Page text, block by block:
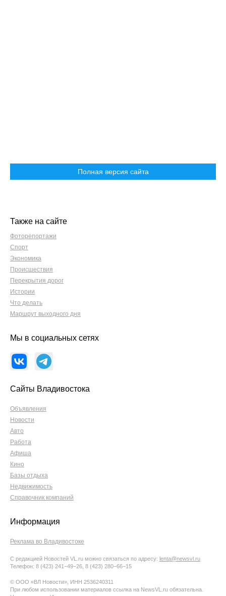
Полная версия сайта
Также на сайте
Фоторепортажи
Спорт
Экономика
Происшествия
Перекрытия дорог
Истории
Что делать
Маршрут выходного дня
Мы в социальных сетях
Сайты Владивостока
Объявления
Новости
Авто
Работа
Афиша
Кино
Базы отдыха
Недвижимость
Справочник компаний
Информация
Реклама во Владивостоке
С редакцией Новостей VL.ru можно связаться по адресу: lenta@newsvl.ru
Телефон: 8 (423) 241−49−26, 8 (423) 280−66−15
© ООО «ВЛ Новости», ИНН 2536240311
При любом использовании материалов ссылка на NewsVL.ru обязательна.